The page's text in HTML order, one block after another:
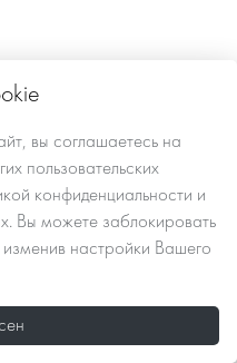
вы соглашаетесь на
пользовательских
конфиденциальности и
. Вы можете заблокировать
настройки Вашего